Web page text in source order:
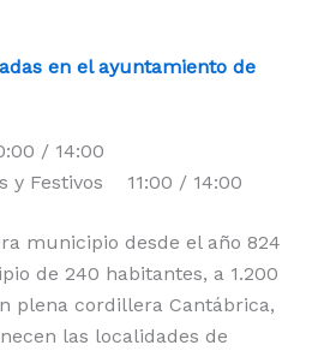
en el ayuntamiento de
/ 14:00
y Festivos 11:00 / 14:00
municipio desde el año 824
de 240 habitantes, a 1.200
plena cordillera Cantábrica,
las localidades de